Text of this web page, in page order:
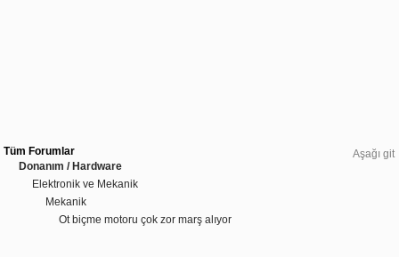
Aşağı git
Tüm Forumlar
Donanım / Hardware
Elektronik ve Mekanik
Mekanik
Ot biçme motoru çok zor marş alıyor